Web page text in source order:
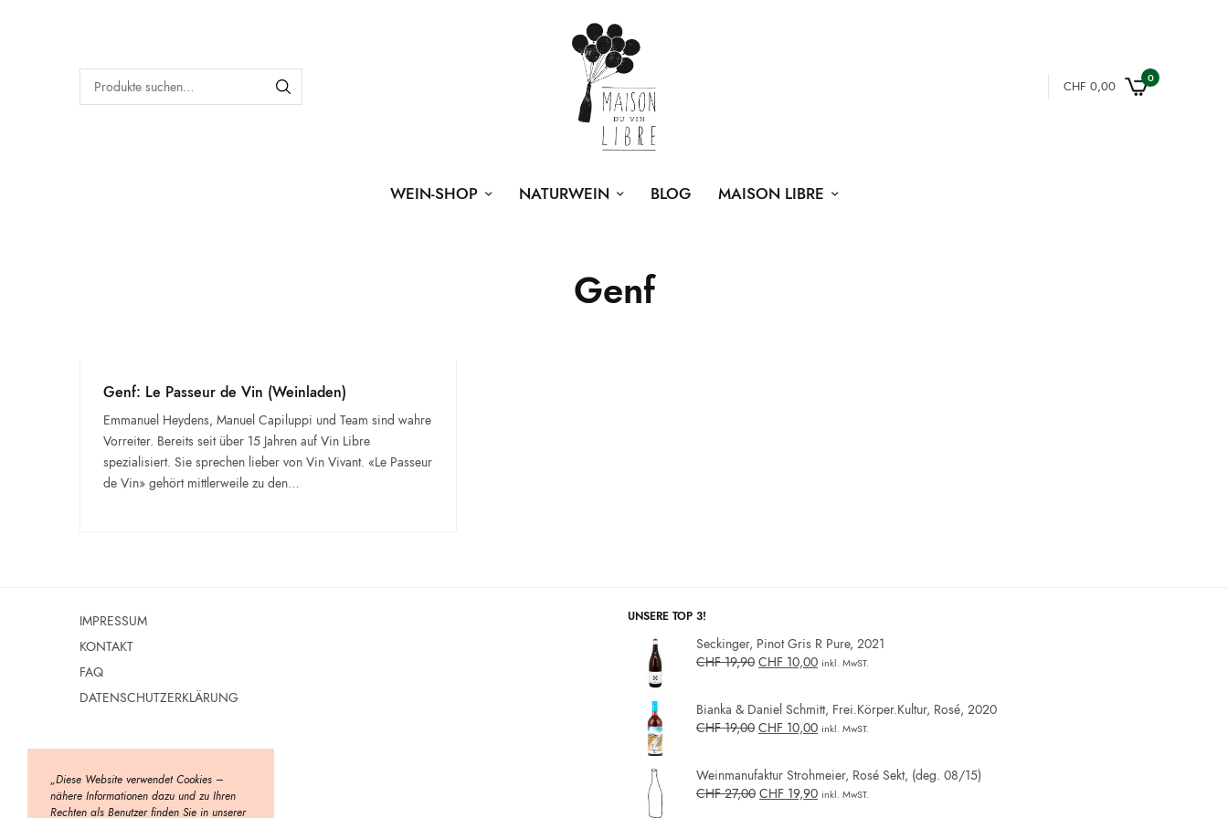
CHF 0,00
0
WEIN-SHOP NATURWEIN BLOG MAISON LIBRE
Genf
Genf: Le Passeur de Vin (Weinladen)
Emmanuel Heydens, Manuel Capiluppi und Team sind wahre
Vorreiter. Bereits seit über 15 Jahren auf Vin Libre
spezialisiert. Sie sprechen lieber von Vin Vivant. «Le Passeur
de Vin» gehört mittlerweile zu den…
IMPRESSUM
KONTAKT
FAQ
DATENSCHUTZERKLÄRUNG
UNSERE TOP 3!
Seckinger, Pinot Gris R Pure, 2021
CHF19,90 CHF 10,00 inkl. MwST.
Bianka & Daniel Schmitt, Frei.Körper.Kultur, Rosé, 2020
CHF19,00 CHF 10,00 inkl. MwST.
Weinmanufaktur Strohmeier, Rosé Sekt, (deg. 08/15)
CHF27,00 CHF 19,90 inkl. MwST.
„Diese Website verwendet Cookies –
nähere Informationen dazu und zu Ihren
Rechten als Benutzer finden Sie in unserer